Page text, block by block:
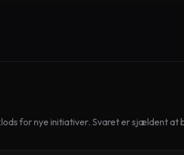
for nye initiativer. Svaret er sjældent at